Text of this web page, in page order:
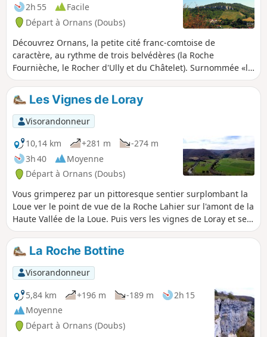
2h 55
Facile
Départ à Ornans (Doubs)
Découvrez Ornans, la petite cité franc-comtoise de
caractère, au rythme de trois belvédères (la Roche
Fournièche, le Rocher d'Ully et du Châtelet). Surnommée «la
petite Venise comtoise», elle vous charmera par ses
maisons sur la Loue, ses ponts, source d'inspiration pour le
grand Gustave Courbet.
Les Vignes de Loray
Visorandonneur
10,14 km
+281 m
-274 m
3h 40
Moyenne
Départ à Ornans (Doubs)
Vous grimperez par un pittoresque sentier surplombant la
Loue ver le point de vue de la Roche Lahier sur l'amont de la
Haute Vallée de la Loue. Puis vers les vignes de Loray et ses
vestiges de cultures en terrasses, pour redescendre par les
sapinières d'Onchaud vers le belvédère de la Roche Bottine
sur les falaises d'Ornans.
La Roche Bottine
Visorandonneur
5,84 km
+196 m -189 m
2h 15
Moyenne
Départ à Ornans (Doubs)